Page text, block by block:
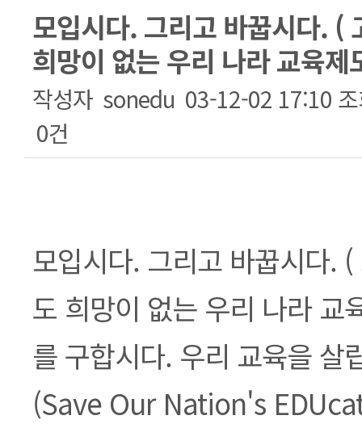
모입시다. 그리고 바꿉시다. (
희망이 없는 우리 나라 교육제
작성자 sonedu 03-12-02 17:10
0건
본문
모입시다. 그리고 바꿉시다.
도 희망이 없는 우리 나라 교
를 구합시다. 우리 교육을 살
(Save Our Nation's